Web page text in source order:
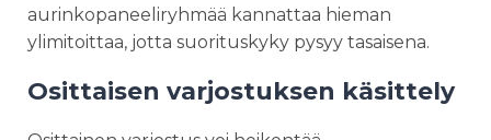
aurinkopaneeliryhmää kannattaa hieman
ylimitoittaa, jotta suorituskyky pysyy tasaisena.
Osittaisen varjostuksen käsittely